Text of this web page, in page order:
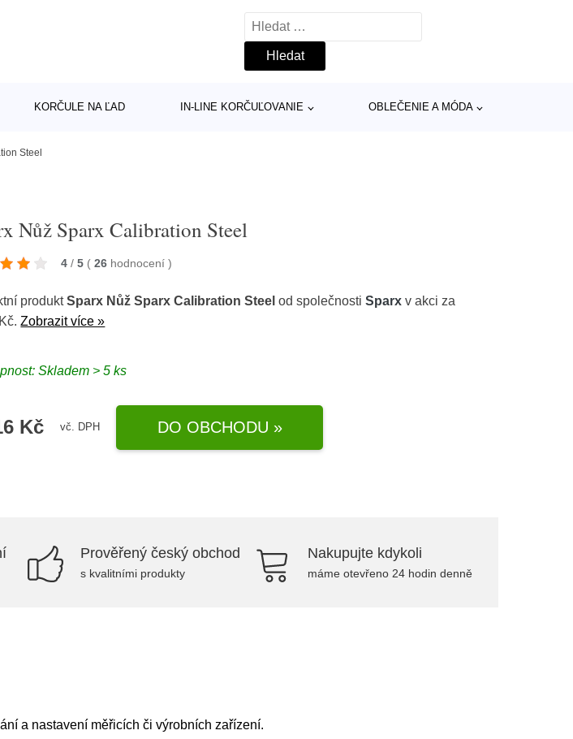
Vyhledávání
KORČULE NA ĽAD IN-LINE KORČUĽOVANIE OBLEČENIE A MÓDA
Steel
Nůž Sparx Calibration Steel
4 / 5 ( 26 hodnocení)
produktSparx Nůž Sparx Calibration Steel od společnostiSparx v akci za
Zobrazit více »
Skladem > 5 ks
Kč vč. DPH DO OBCHODU »
Prověřený český obchod
s kvalitními produkty
Nakupujte kdykoli
máme otevřeno 24 hodin denně
a nastavení měřicích či výrobních zařízení.